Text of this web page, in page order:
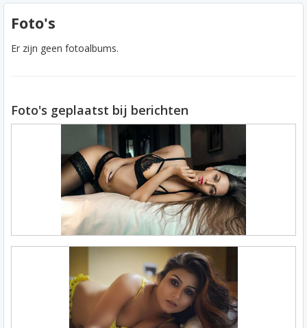
Foto's
Er zijn geen fotoalbums.
Foto's geplaatst bij berichten